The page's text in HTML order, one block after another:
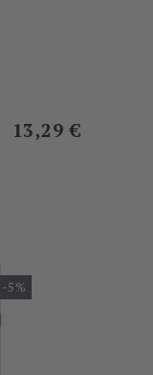
Prezzo
13,29 €
-5%